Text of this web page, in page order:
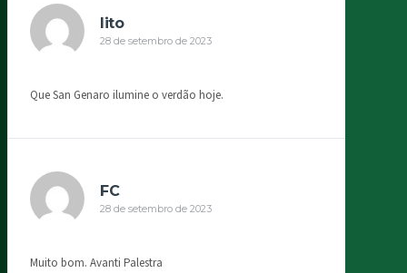
lito
28 de setembro de 2023
Que San Genaro ilumine o verdão hoje.
FC
28 de setembro de 2023
Muito bom. Avanti Palestra